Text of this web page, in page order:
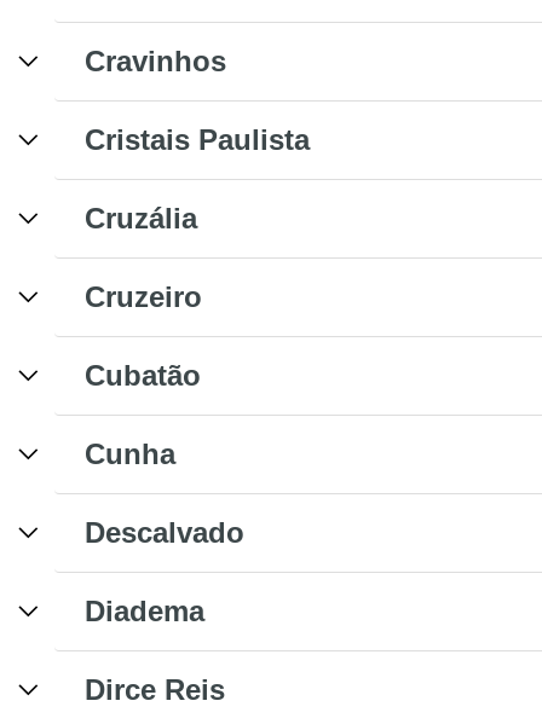
Cravinhos
Cristais Paulista
Cruzália
Cruzeiro
Cubatão
Cunha
Descalvado
Diadema
Dirce Reis